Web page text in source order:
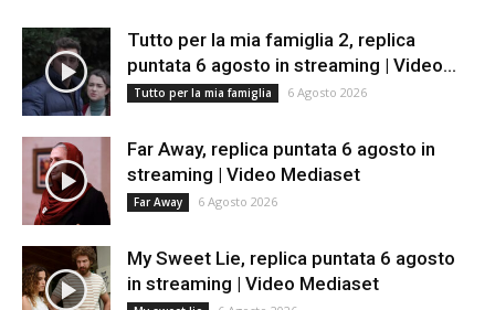
Tutto per la mia famiglia 2, replica
puntata 6 agosto in streaming | Video...
Tutto per la mia famiglia 6 Agosto 2026
Far Away, replica puntata 6 agosto in
streaming | Video Mediaset
Far Away 6 Agosto 2026
My Sweet Lie, replica puntata 6 agosto
in streaming | Video Mediaset